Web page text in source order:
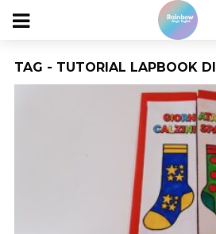
TAG - TUTORIAL LAPBOOK